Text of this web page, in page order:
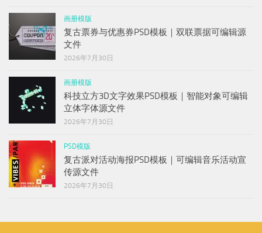
画册模版
复古票券与优惠券PSD模板｜双联票据可编辑源
文件
2026年7月30日
画册模版
科技立方3D文字效果PSD模板｜智能对象可编辑
立体字体源文件
2026年7月30日
PSD模版
复古派对活动海报PSD模板｜可编辑音乐活动宣
传源文件
2026年7月30日